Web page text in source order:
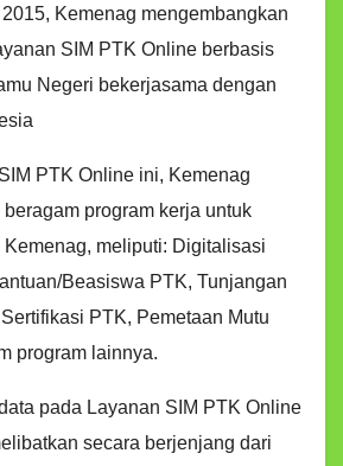
Kemenag mengembangkan
SIM PTK Online berbasis
Negeri bekerjasama dengan
PTK Online ini, Kemenag
program kerja untuk
meliputi: Digitalisasi
Beasiswa PTK, Tunjangan
PTK, Pemetaan Mutu
program lainnya.
pada Layanan SIM PTK Online
secara berjenjang dari